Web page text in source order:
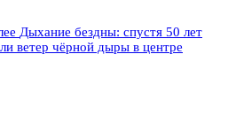
Дыхание бездны: спустя 50 лет
ветер чёрной дыры в центре